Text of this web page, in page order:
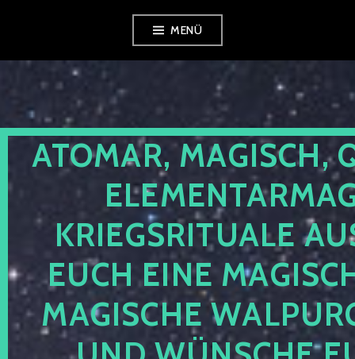
springen
MENÜ
ATOMAR, MAGISCH,
KRIEGSRITUALE
EUCH EINE
MAGISCHE